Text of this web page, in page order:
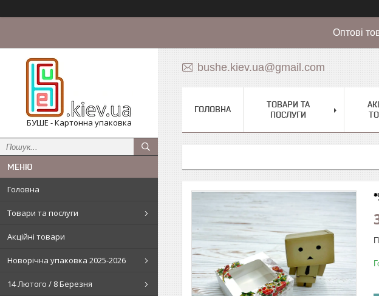
Оптові
БУШЕ - Картонна упаковка
Головна
Товари та послуги
Акційні товари
Новорічна упаковка 2025-2026
14 Лютого / 8 Березня
bushe.kiev.ua@gmail.com
ГОЛОВНА
ТОВАРИ ТА
ПОСЛУГИ